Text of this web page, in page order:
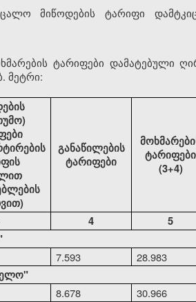
მიწოდების ტარიფი
ტარიფები დამატებული
მეტრი:
განაწილების
ტარიფები
ტარიფები
(3+4)
4
5
7.593
28.983
8.678
30.966